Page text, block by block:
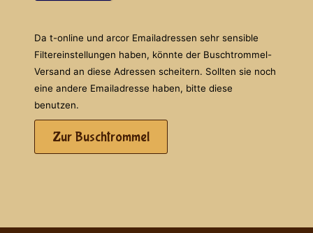
Da t-online und arcor Emailadressen sehr sensible
Filtereinstellungen haben, könnte der Buschtrommel-
Versand an diese Adressen scheitern. Sollten sie noch
eine andere Emailadresse haben, bitte diese
benutzen.
Zur Buschtrommel